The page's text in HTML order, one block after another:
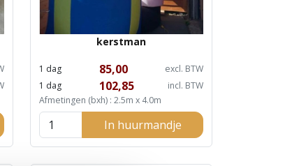
kerstman
1 dag 85,00
excl. BTW
1 dag
102,85
incl. BTW
Afmetingen (bxh) : 2.5m x 4.0m
In huurmandje